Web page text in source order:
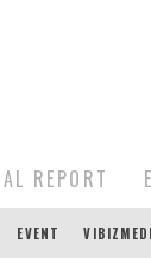
REPORT
EVENT